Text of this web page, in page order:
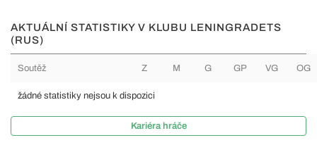
AKTUÁLNÍ STATISTIKY V KLUBU LENINGRADETS
(RUS)
Soutěž Z M G GP VG OG
žádné statistiky nejsou k dispozici
Kariéra hráče